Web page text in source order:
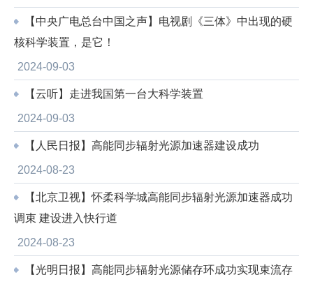
【中央广电总台中国之声】电视剧《三体》中出现的硬
核科学装置，是它！
2024-09-03
【云听】走进我国第一台大科学装置
2024-09-03
【人民日报】高能同步辐射光源加速器建设成功
2024-08-23
【北京卫视】怀柔科学城高能同步辐射光源加速器成功
调束 建设进入快行道
2024-08-23
【光明日报】高能同步辐射光源储存环成功实现束流存